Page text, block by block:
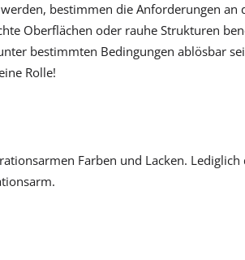
bestimmen die Anforderungen an
Oberflächen oder rauhe Strukturen
bestimmten Bedingungen ablösbar
Rolle!
Farben und Lacken. Lediglich